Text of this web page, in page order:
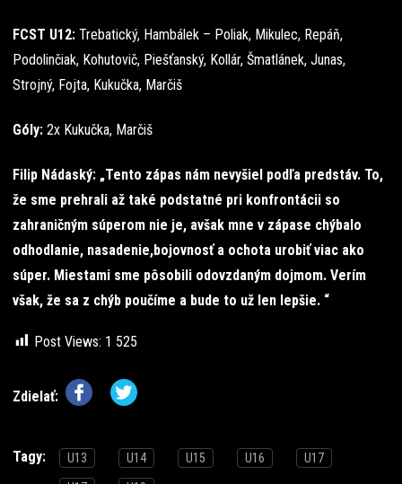
FCST U12: Trebatický, Hambálek – Poliak, Mikulec, Repáň,
Podolinčiak, Kohutovič, Piešťanský, Kollár, Šmatlánek, Junas,
Strojný, Fojta, Kukučka, Marčiš
Góly: 2x Kukučka, Marčiš
Filip Nádaský: „Tento zápas nám nevyšiel podľa predstáv. To,
že sme prehrali až také podstatné pri konfrontácii so
zahraničným súperom nie je, avšak mne v zápase chýbalo
odhodlanie, nasadenie,bojovnosť a ochota urobiť viac ako
súper. Miestami sme pôsobili odovzdaným dojmom. Verím
však, že sa z chýb poučíme a bude to už len lepšie. “
Post Views: 1 525
Zdielať:
Tagy: U13 U14 U15 U16 U17